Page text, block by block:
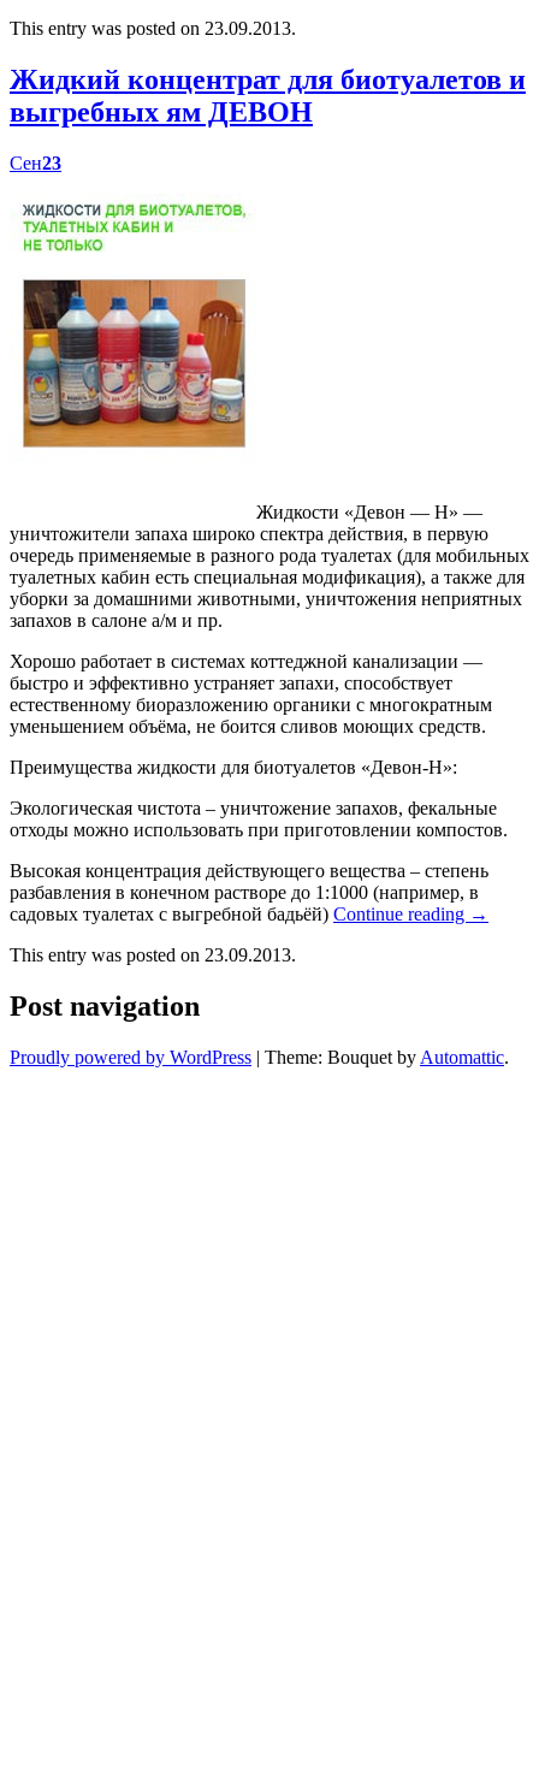
This entry was posted on 23.09.2013.
Жидкий концентрат для биотуалетов и
выгребных ям ДЕВОН
Сен23
Жидкости «Девон — Н» —
уничтожители запаха широко спектра действия, в первую
очередь применяемые в разного рода туалетах (для мобильных
туалетных кабин есть специальная модификация), а также для
уборки за домашними животными, уничтожения неприятных
запахов в салоне а/м и пр.
Хорошо работает в системах коттеджной канализации —
быстро и эффективно устраняет запахи, способствует
естественному биоразложению органики с многократным
уменьшением объёма, не боится сливов моющих средств.
Преимущества жидкости для биотуалетов «Девон-Н»:
Экологическая чистота – уничтожение запахов, фекальные
отходы можно использовать при приготовлении компостов.
Высокая концентрация действующего вещества – степень
разбавления в конечном растворе до 1:1000 (например, в
садовых туалетах с выгребной бадьёй) Continue reading →
This entry was posted on 23.09.2013.
Post navigation
Proudly powered by WordPress | Theme: Bouquet by Automattic.